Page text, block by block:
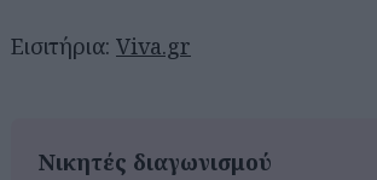
Εισιτήρια: Viva.gr
Νικητές διαγωνισμού